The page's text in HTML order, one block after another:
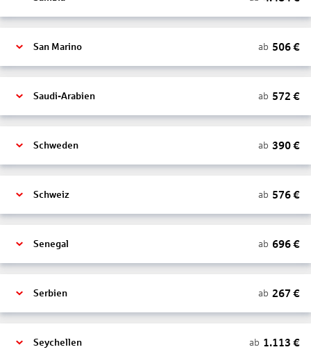
San Marino ab 506€
Saudi-Arabien ab 572 €
Schweden ab 390€
Schweiz ab 576€
Senegal ab 696€
Serbien ab 267 €
Seychellen ab 1.113 €